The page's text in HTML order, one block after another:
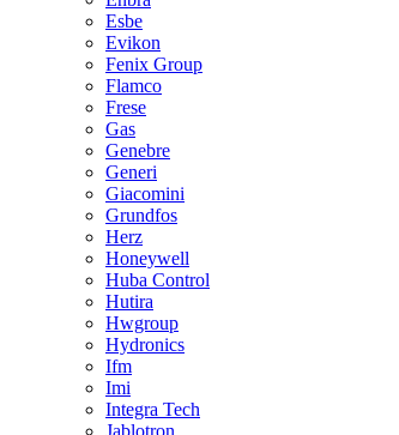
Esbe
Evikon
Fenix Group
Flamco
Frese
Gas
Genebre
Generi
Giacomini
Grundfos
Herz
Honeywell
Huba Control
Hutira
Hwgroup
Hydronics
Ifm
Imi
Integra Tech
Jablotron